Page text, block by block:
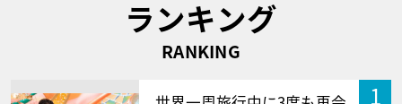
ランキング
RANKING
1